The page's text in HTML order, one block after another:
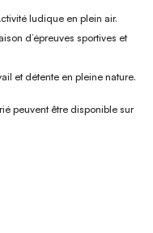
ludique en plein air.
d’épreuves sportives et
et détente en pleine nature.
peuvent être disponible sur